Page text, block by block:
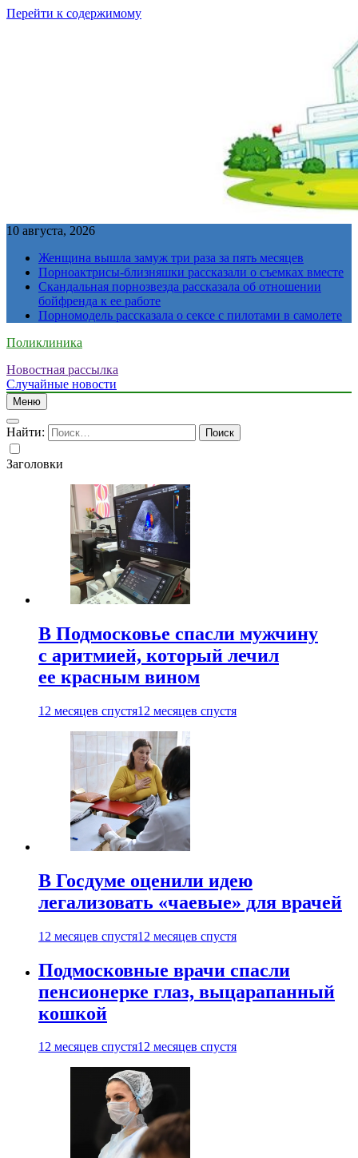
Перейти к содержимому
10 августа, 2026
Женщина вышла замуж три раза за пять месяцев
Порноактрисы-близняшки рассказали о съемках вместе
Скандальная порнозвезда рассказала об отношении
бойфренда к ее работе
Порномодель рассказала о сексе с пилотами в самолете
Поликлиника
Новостная рассылка
Случайные новости
Меню
Найти:
Заголовки
В Подмосковье спасли мужчину
с аритмией, который лечил
ее красным вином
12 месяцев спустя12 месяцев спустя
В Госдуме оценили идею
легализовать «чаевые» для врачей
12 месяцев спустя12 месяцев спустя
Подмосковные врачи спасли
пенсионерке глаз, выцарапанный
кошкой
12 месяцев спустя12 месяцев спустя